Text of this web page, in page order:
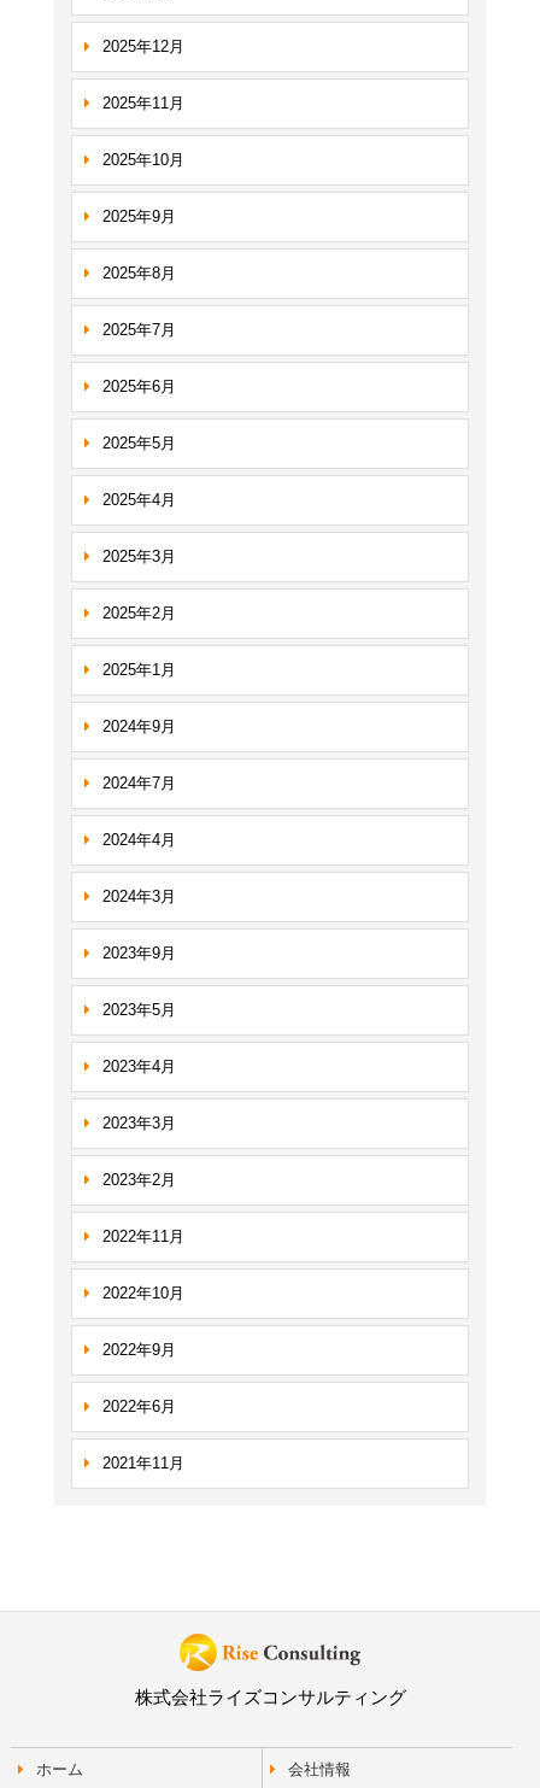
2025年12月
2025年11月
2025年10月
2025年9月
2025年8月
2025年7月
2025年6月
2025年5月
2025年4月
2025年3月
2025年2月
2025年1月
2024年9月
2024年7月
2024年4月
2024年3月
2023年9月
2023年5月
2023年4月
2023年3月
2023年2月
2022年11月
2022年10月
2022年9月
2022年6月
2021年11月
株式会社ライズコンサルティング
ホーム 会社情報